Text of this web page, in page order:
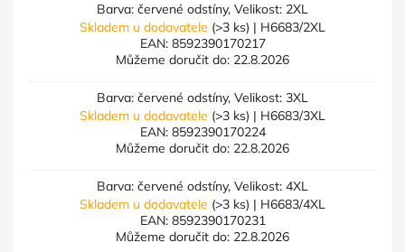
Barva: červené odstíny, Velikost: 2XL
Skladem u dodavatele (>3 ks) | H6683/2XL
EAN: 8592390170217
Můžeme doručit do: 22.8.2026
Barva: červené odstíny, Velikost: 3XL
Skladem u dodavatele (>3 ks) | H6683/3XL
EAN: 8592390170224
Můžeme doručit do: 22.8.2026
Barva: červené odstíny, Velikost: 4XL
Skladem u dodavatele (>3 ks) | H6683/4XL
EAN: 8592390170231
Můžeme doručit do: 22.8.2026